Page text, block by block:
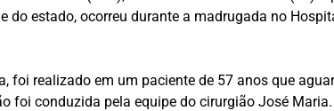
estado, ocorreu durante a madrugada no
foi realizado em um paciente de 57 anos que
foi conduzida pela equipe do cirurgião José